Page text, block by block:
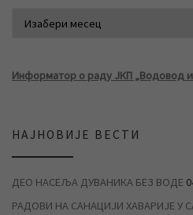
Информатор о раду ЈКП „Водовод и
НАЈНОВИЈЕ ВЕСТИ
ДЕО НАСЕЉА ДУВАНИКА БЕЗ ВОДЕ
РАДОВИ НА САНАЦИЈИ ХАВАРИЈЕ У